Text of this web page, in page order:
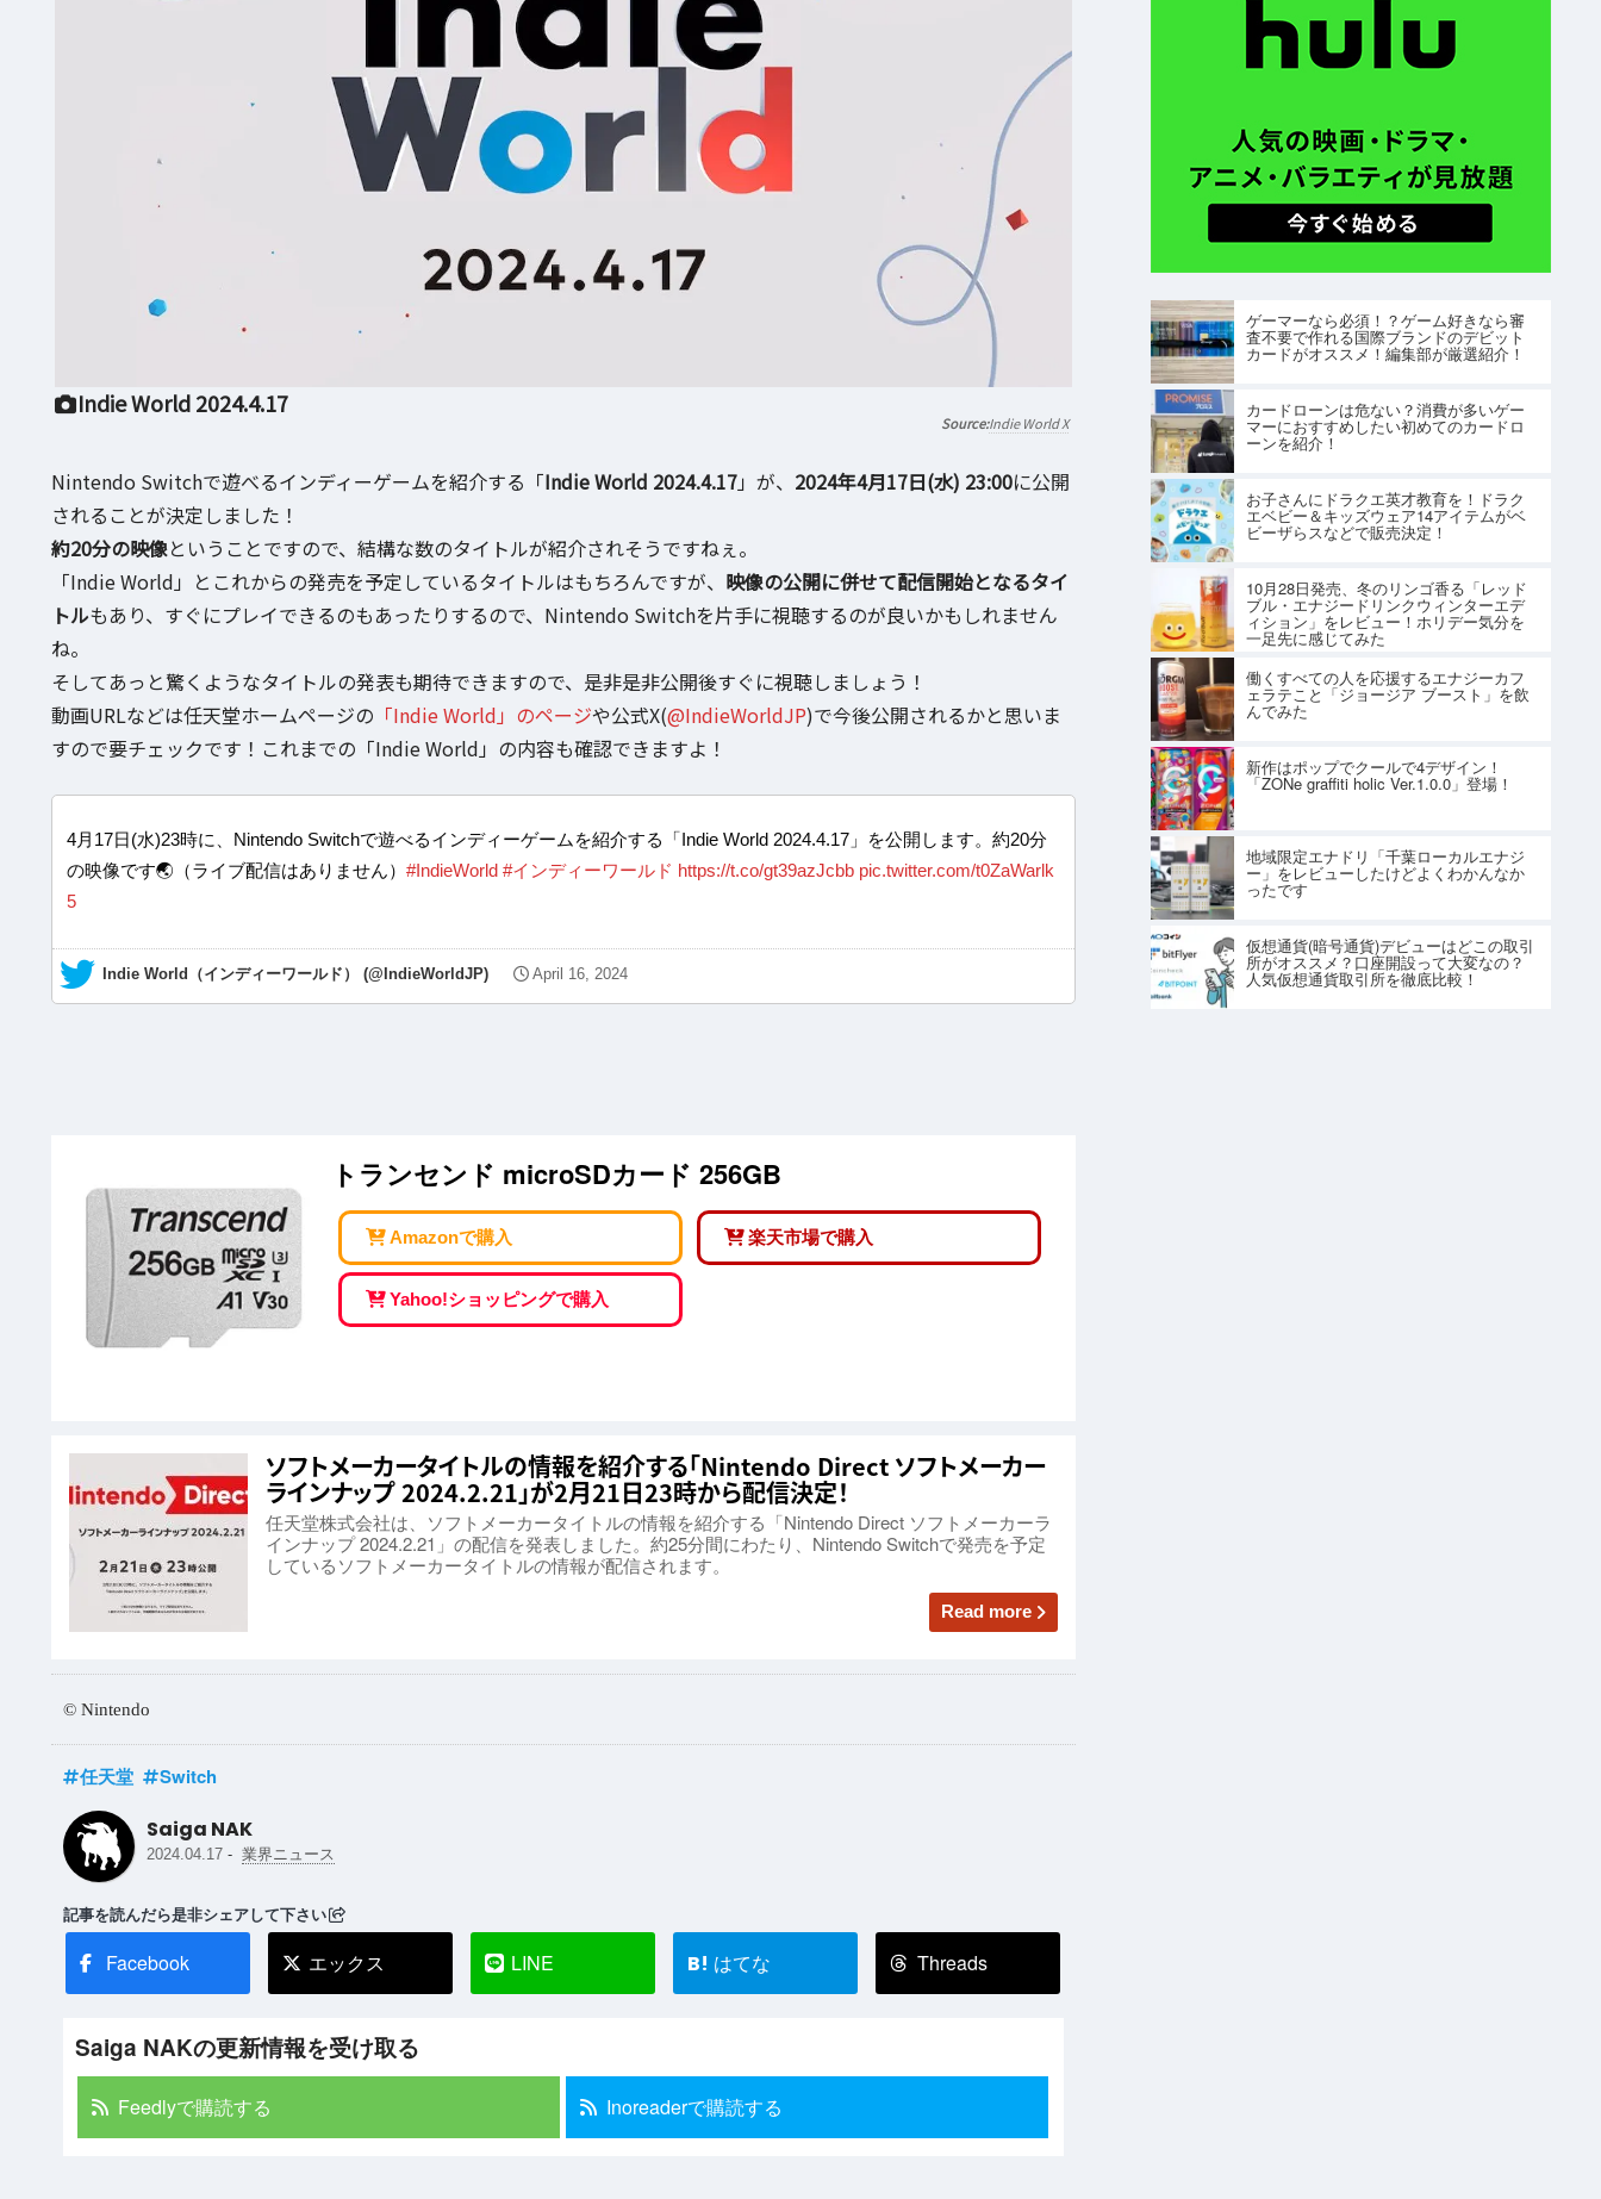
Indie World 2024.4.17
Indie World X
Nintendo Switchで遊べるインディーゲームを紹介する「Indie World 2024.4.17」が、 2024年4月17日(水) 23:00に公開
されることが決定しました！
約20分の映像ということですので、結構な数のタイトルが紹介されそうですねぇ。
「Indie World」とこれからの発売を予定しているタイトルはもちろんですが、 映像の公開に併せて配信開始となるタイ
トルもあり、すぐにプレイできるのもあったりするので、Nintendo Switchを片手に視聴するのが良いかもしれません
ね。
そしてあっと驚くようなタイトルの発表も期待できますので、是非是非公開後すぐに視聴しましょう！
動画URLなどは任天堂ホームページの 「Indie World」のページや公式X(@IndieWorldJP)で今後公開されるかと思いま
すので要チェックです！これまでの「Indie World」の内容も確認できますよ！
4月17日(水)23時に、Nintendo Switchで遊べるインディーゲームを紹介する「Indie World 2024.4.17」を公開します。約20分
の映像です🌏（ライブ配信はありません） #IndieWorld #インディーワールド https://t.co/gt39azJcbb pic.twitter.com/t0ZaWarlk
5
— Indie World（インディーワールド） (@IndieWorldJP) April 16, 2024
トランセンド microSDカード 256GB
Amazonで購入 楽天市場で購入
Yahoo!ショッピングで購入
ソフトメーカータイトルの情報を紹介する「Nintendo Direct ソフトメーカー
ラインナップ 2024.2.21」が2月21日23時から配信決定！
任天堂株式会社は、ソフトメーカータイトルの情報を紹介する「Nintendo Direct ソフトメーカーラ
インナップ 2024.2.21」の配信を発表しました。約25分間にわたり、Nintendo Switchで発売を予定
しているソフトメーカータイトルの情報が配信されます。
Read more
© Nintendo
任天堂 Switch
Saiga NAK
2024.04.17- 業界ニュース
記事を読んだら是非シェアして下さい
Facebook エックス LINE B! はてな Threads
Saiga NAKの更新情報を受け取る
Feedlyで購読する Inoreaderで購読する
ゲーマーなら必須！？ゲーム好きなら審
査不要で作れる国際ブランドのデビット
カードがオススメ！編集部が厳選紹介！
カードローンは危ない？消費が多いゲー
マーにおすすめしたい初めてのカードロ
ーンを紹介！
お子さんにドラクエ英才教育を！ドラク
エベビー＆キッズウェア14アイテムがベ
ビーザらスなどで販売決定！
10月28日発売、冬のリンゴ香る「レッド
ブル・エナジードリンクウィンターエデ
ィション」をレビュー！ホリデー気分を
一足先に感じてみた
働くすべての人を応援するエナジーカフ
ェラテこと「ジョージア ブースト」を飲
んでみた
新作はポップでクールで4デザイン！
「ZONe graffiti holic Ver.1.0.0」登場！
地域限定エナドリ「千葉ローカルエナジ
ー」をレビューしたけどよくわかんなか
ったです
仮想通貨(暗号通貨)デビューはどこの取引
所がオススメ？口座開設って大変なの？
人気仮想通貨取引所を徹底比較！